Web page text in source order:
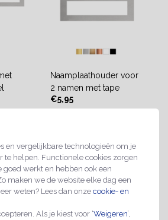
en vergelijkbare technologieën om je
te helpen. Functionele cookies zorgen
goed werkt en hebben ook een
maken we de website elke dag een
weten? Lees dan onze cookie- en
Als je kiest voor ‘Weigeren’,
Naamplaathouder voor
2 namen met tape
€5,95